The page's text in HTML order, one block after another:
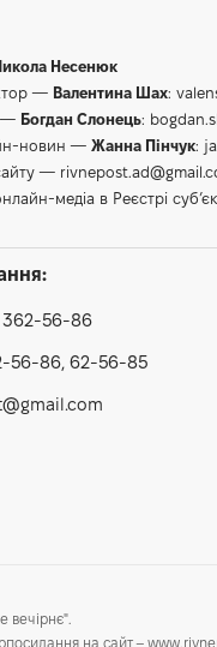
Несенюк
— Валентина Шах:
Богдан Слонець:
новин — Жанна Пінчук:
—
медіа в Реєстрі
362-56-86
56-86, 62-56-85
вечірнє".
на сайт –